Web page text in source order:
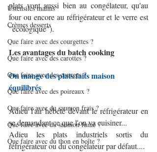
Ustensiles malins
Crèmes desserts
Que faire avec des courgettes ?
Que faire avec des carottes ?
Que faire avec des courges ?
Que faire avec des poireaux ?
Que faire avec du saumon frais ?
Que faire avec du saumon fumé ?
Que faire avec du thon en boîte ?
plats vont aussi bien au congélateur, qu'au
four ou encore au réfrigérateur et le verre est
"écologique").
Les avantages du batch cooking
On mange des plats faits maison
équilibrés
Adieu l'air hébété devant le réfrigérateur en
se demandant ce que l'on va cuisiner...
Adieu les plats industriels sortis du
réfrigérateur ou du congélateur par défaut....